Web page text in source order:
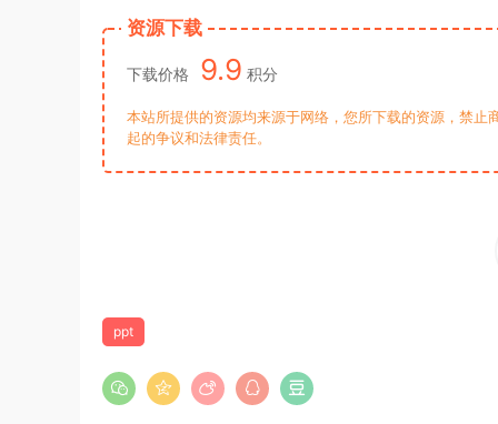
资源下载
下载价格 9.9 积分
本站所提供的资源均来源于网络，您所下载的资源，禁
起的争议和法律责任。
ppt